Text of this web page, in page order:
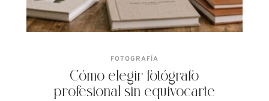
Cómo elegir fotógrafo
profesional sin equivocarte
FOTOGRAFÍA